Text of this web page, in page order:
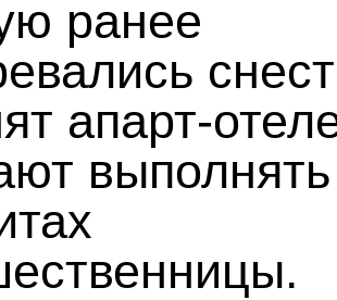
ранее
апарт-